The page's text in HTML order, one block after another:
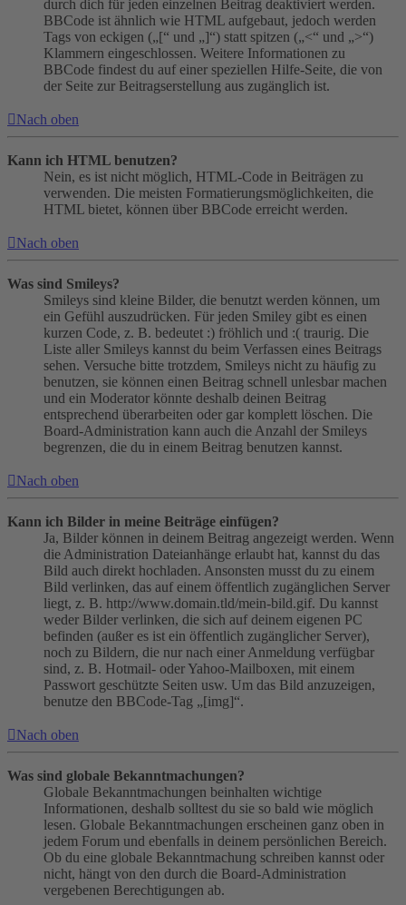
durch dich für jeden einzelnen Beitrag deaktiviert werden.
BBCode ist ähnlich wie HTML aufgebaut, jedoch werden
Tags von eckigen („[“ und „]“) statt spitzen („<“ und „>“)
Klammern eingeschlossen. Weitere Informationen zu
BBCode findest du auf einer speziellen Hilfe-Seite, die von
der Seite zur Beitragserstellung aus zugänglich ist.
Nach oben
Kann ich HTML benutzen?
Nein, es ist nicht möglich, HTML-Code in Beiträgen zu
verwenden. Die meisten Formatierungsmöglichkeiten, die
HTML bietet, können über BBCode erreicht werden.
Nach oben
Was sind Smileys?
Smileys sind kleine Bilder, die benutzt werden können, um
ein Gefühl auszudrücken. Für jeden Smiley gibt es einen
kurzen Code, z. B. bedeutet :) fröhlich und :( traurig. Die
Liste aller Smileys kannst du beim Verfassen eines Beitrags
sehen. Versuche bitte trotzdem, Smileys nicht zu häufig zu
benutzen, sie können einen Beitrag schnell unlesbar machen
und ein Moderator könnte deshalb deinen Beitrag
entsprechend überarbeiten oder gar komplett löschen. Die
Board-Administration kann auch die Anzahl der Smileys
begrenzen, die du in einem Beitrag benutzen kannst.
Nach oben
Kann ich Bilder in meine Beiträge einfügen?
Ja, Bilder können in deinem Beitrag angezeigt werden. Wenn
die Administration Dateianhänge erlaubt hat, kannst du das
Bild auch direkt hochladen. Ansonsten musst du zu einem
Bild verlinken, das auf einem öffentlich zugänglichen Server
liegt, z. B. http://www.domain.tld/mein-bild.gif. Du kannst
weder Bilder verlinken, die sich auf deinem eigenen PC
befinden (außer es ist ein öffentlich zugänglicher Server),
noch zu Bildern, die nur nach einer Anmeldung verfügbar
sind, z. B. Hotmail- oder Yahoo-Mailboxen, mit einem
Passwort geschützte Seiten usw. Um das Bild anzuzeigen,
benutze den BBCode-Tag „[img]“.
Nach oben
Was sind globale Bekanntmachungen?
Globale Bekanntmachungen beinhalten wichtige
Informationen, deshalb solltest du sie so bald wie möglich
lesen. Globale Bekanntmachungen erscheinen ganz oben in
jedem Forum und ebenfalls in deinem persönlichen Bereich.
Ob du eine globale Bekanntmachung schreiben kannst oder
nicht, hängt von den durch die Board-Administration
vergebenen Berechtigungen ab.